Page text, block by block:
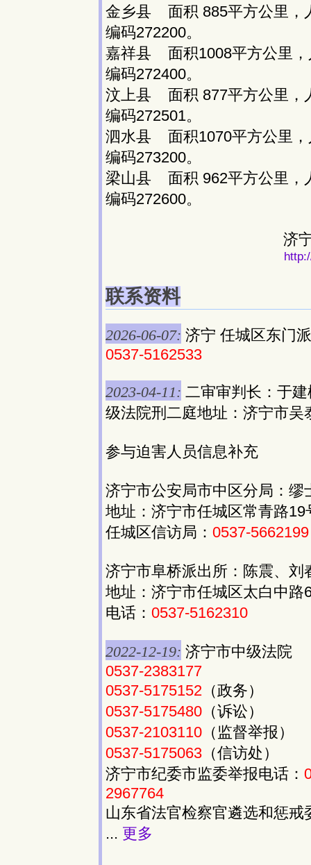
金乡县 面积 885平方公里，
编码272200。
嘉祥县 面积1008平方公里，
编码272400。
汶上县 面积 877平方公里，
编码272501。
泗水县 面积1070平方公里，
编码273200。
梁山县 面积 962平方公里，
编码272600。
济
联系资料
2026-06-07: 济宁 任城区东门
0537-5162533
2023-04-11: 二审审判长：于
级法院刑二庭地址：济宁市吴
参与迫害人员信息补充
济宁市公安局市中区分局：缪
地址：济宁市任城区常青路19
任城区信访局： 0537-5662199
济宁市阜桥派出所：陈震、刘
地址：济宁市任城区太白中路
电话： 0537-5162310
2022-12-19: 济宁市中级法院
0537-2383177
0537-5175152 （政务）
0537-5175480 （诉讼）
0537-2103110 （监督举报）
0537-5175063 （信访处）
济宁市纪委市监委举报电话：
2967764
山东省法官检察官遴选和惩戒
... 更多